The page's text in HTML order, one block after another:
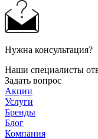
Нужна консультация?
Наши специалисты
Задать вопрос
Акции
Услуги
Бренды
Блог
Компания